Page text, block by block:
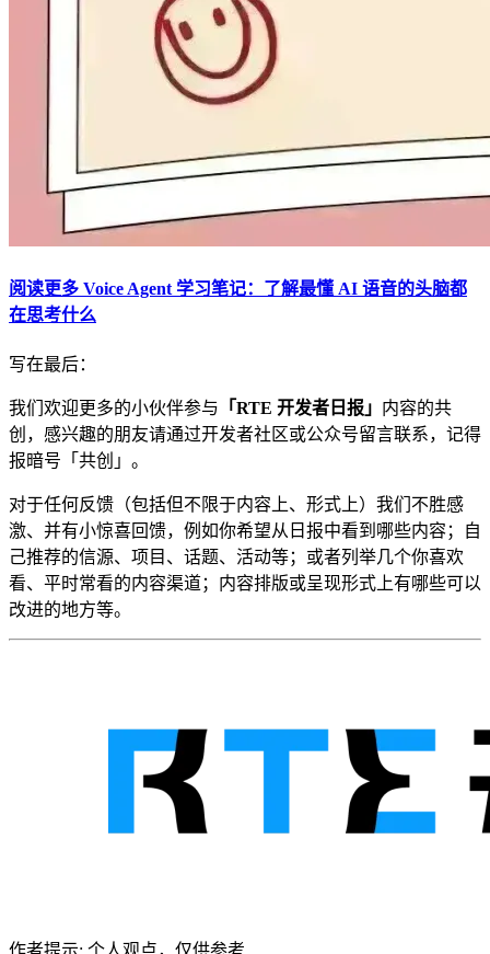
阅读更多 Voice Agent 学习笔记：了解最懂 AI 语音的头脑都
在思考什么
写在最后：
我们欢迎更多的小伙伴参与 「RTE 开发者日报」 内容的共
创，感兴趣的朋友请通过开发者社区或公众号留言联系，记得
报暗号「共创」。
对于任何反馈（包括但不限于内容上、形式上）我们不胜感
激、并有小惊喜回馈，例如你希望从日报中看到哪些内容；自
己推荐的信源、项目、话题、活动等；或者列举几个你喜欢
看、平时常看的内容渠道；内容排版或呈现形式上有哪些可以
改进的地方等。
作者提示: 个人观点，仅供参考